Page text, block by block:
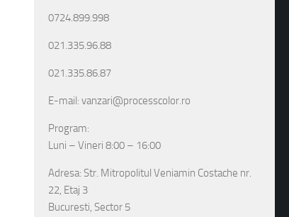
0724.899.998
021.335.96.88
021.335.86.87
E-mail: vanzari@processcolor.ro
Program:
Luni – Vineri 8:00 – 16:00
Adresa: Str. Mitropolitul Veniamin Costache nr.
22, Etaj 3
Bucuresti, Sector 5